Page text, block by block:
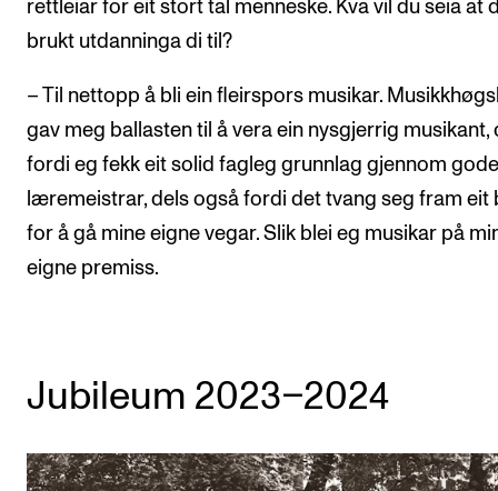
rettleiar for eit stort tal menneske. Kva vil du seia at
brukt utdanninga di til?
– Til nettopp å bli ein fleirspors musikar.
gav meg ballasten til å vera ein nysgjerrig musikant,
fordi eg fekk eit solid fagleg grunnlag gjennom gode
læremeistrar, dels også fordi det tvang seg fram eit
for å gå mine eigne vegar. Slik blei eg musikar på
eigne premiss.
Jubileum 2023–2024